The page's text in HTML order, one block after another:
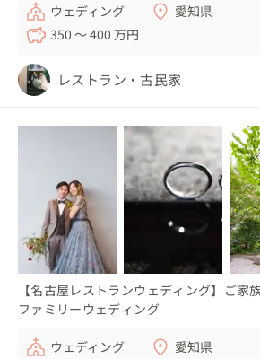
ウェディング
愛知県
350 〜 400 万円
レストラン・古民家
【名古屋レストランウェディング】ご家
ファミリーウェディング
ウェディング
愛知県